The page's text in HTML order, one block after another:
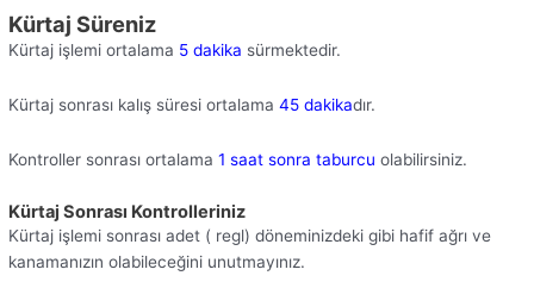
Kürtaj Süreniz
Kürtaj işlemi ortalama 5 dakika sürmektedir.
Kürtaj sonrası kalış süresi ortalama45 dakikadır.
Kontroller sonrası ortalama1 saat sonra taburcu olabilirsiniz.
Kürtaj Sonrası Kontrolleriniz
Kürtaj işlemi sonrası adet ( regl) döneminizdeki gibi hafif ağrı ve
kanamanızın olabileceğini unutmayınız.